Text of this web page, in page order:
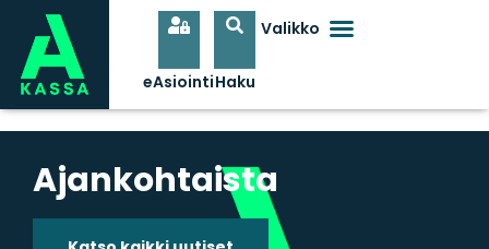
Ajankohtaista